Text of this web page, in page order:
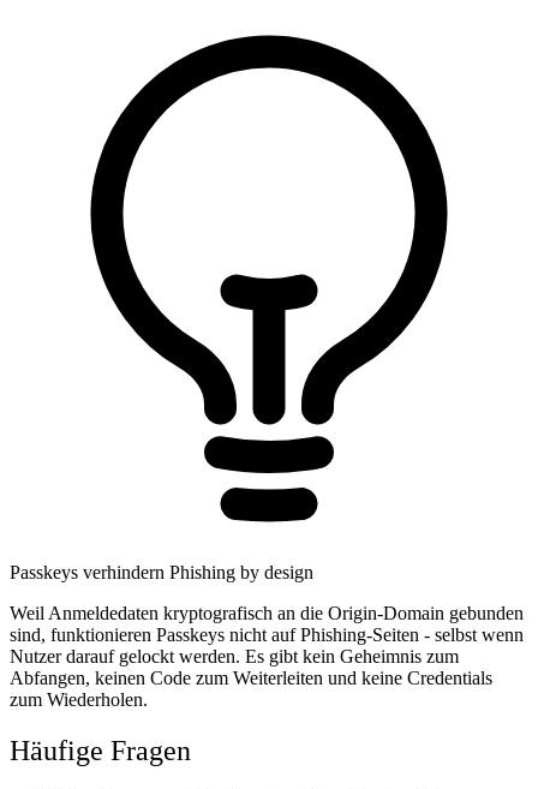
Passkeys verhindern Phishing by design
Weil Anmeldedaten kryptografisch an die Origin-Domain gebunden
sind, funktionieren Passkeys nicht auf Phishing-Seiten - selbst wenn
Nutzer darauf gelockt werden. Es gibt kein Geheimnis zum
Abfangen, keinen Code zum Weiterleiten und keine Credentials
zum Wiederholen.
Häufige Fragen